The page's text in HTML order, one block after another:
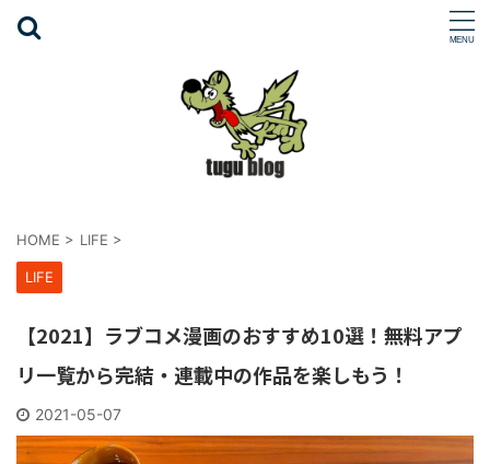
HOME > LIFE >
LIFE
【2021】ラブコメ漫画のおすすめ10選！無料アプ
リ一覧から完結・連載中の作品を楽しもう！
2021-05-07